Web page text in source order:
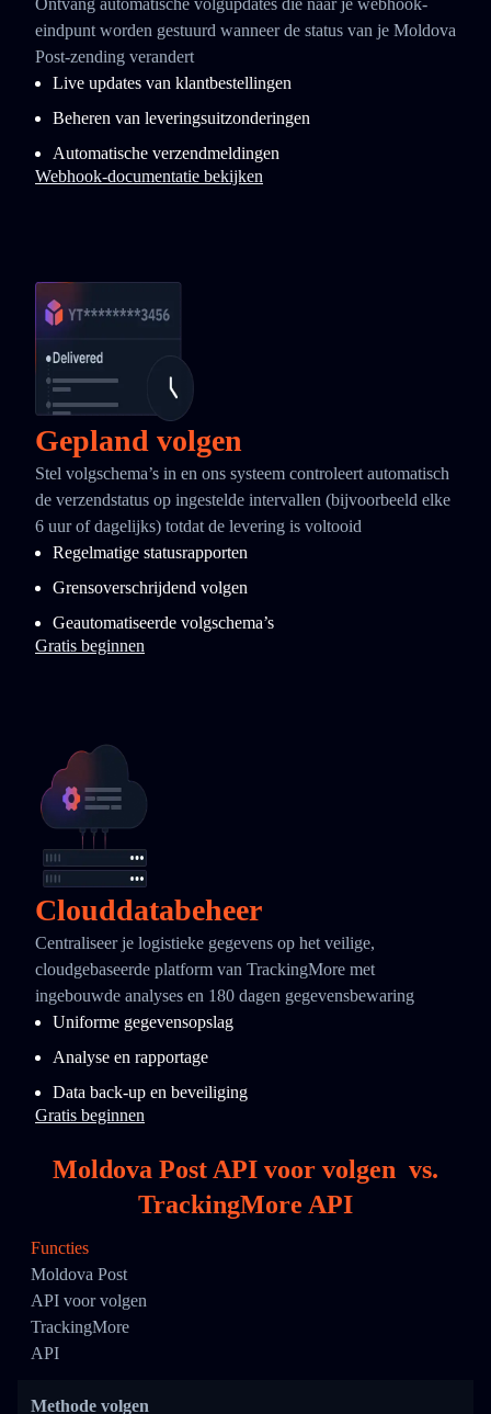
Ontvang automatische volgupdates die naar je webhook-
eindpunt worden gestuurd wanneer de status van je Moldova
Post-zending verandert
Live updates van klantbestellingen
Beheren van leveringsuitzonderingen
Automatische verzendmeldingen
Webhook-documentatie bekijken
Gepland volgen
Stel volgschema’s in en ons systeem controleert automatisch
de verzendstatus op ingestelde intervallen (bijvoorbeeld elke
6 uur of dagelijks) totdat de levering is voltooid
Regelmatige statusrapporten
Grensoverschrijdend volgen
Geautomatiseerde volgschema’s
Gratis beginnen
Clouddatabeheer
Centraliseer je logistieke gegevens op het veilige,
cloudgebaseerde platform van TrackingMore met
ingebouwde analyses en 180 dagen gegevensbewaring
Uniforme gegevensopslag
Analyse en rapportage
Data back-up en beveiliging
Gratis beginnen
Moldova Post API voor volgen vs.
TrackingMore API
Functies
Moldova Post
API voor volgen
TrackingMore
API
Methode volgen